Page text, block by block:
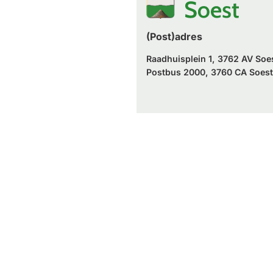
(Post)adres
Raadhuisplein 1, 3762 AV
Postbus 2000, 3760 CA Soest